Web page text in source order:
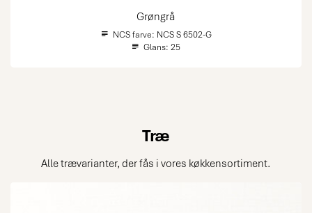
Grøngrå
NCS farve: NCS S 6502-G
Glans:25
Træ
Alle trævarianter, der fås i vores køkkensortiment.